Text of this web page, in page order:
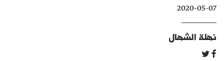
2020-05-07
نهلة الشهال